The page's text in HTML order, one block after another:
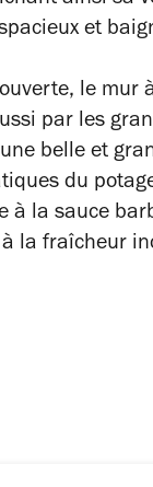
et
le mur
par les
belle et
du
à la sauce
la fraîcheur